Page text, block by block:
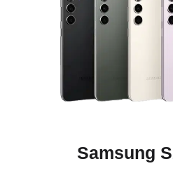
Samsung